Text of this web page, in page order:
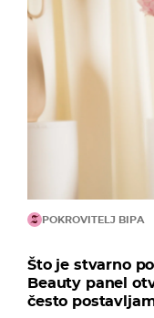
POKROVITELJ BIPA
Što je stvarno
Beauty panel
često